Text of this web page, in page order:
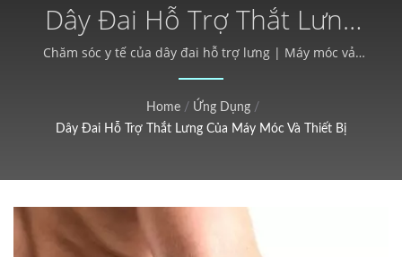
Dây Đai Hỗ Trợ Thắt Lưng
Của Máy Móc Và Giải Pháp
Sản Xuất | Thiết Bị Dệt
Công Nghiệp, Tùy Chỉnh,
Yhe (KY)
Chăm sóc y tế của dây đai hỗ trợ lưng | Máy móc vải
hẹp & nhãn, Dịch vụ toàn cầu - Kyang Yhe (KY)
Home / Ứng Dụng /
Dây Đai Hỗ Trợ Thắt Lưng Của Máy Móc Và Thiết Bị